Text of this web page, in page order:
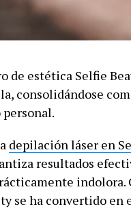
de estética Selfie
consolidándose
depilación láser en
resultados
se ha convertido